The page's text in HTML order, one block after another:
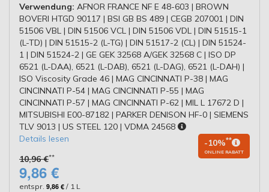
Verwendung: AFNOR FRANCE NF E 48-603 | BROWN
BOVERI HTGD 90117 | BSI GB BS 489 | CEGB 207001 | DIN
51506 VBL | DIN 51506 VCL | DIN 51506 VDL | DIN 51515-1
(L-TD) | DIN 51515-2 (L-TG) | DIN 51517-2 (CL) | DIN 51524-
1 | DIN 51524-2 | GE GEK 32568 A/GEK 32568 C | ISO DP
6521 (L-DAA), 6521 (L-DAB), 6521 (L-DAG), 6521 (L-DAH) |
ISO Viscosity Grade 46 | MAG CINCINNATI P-38 | MAG
CINCINNATI P-54 | MAG CINCINNATI P-55 | MAG
CINCINNATI P-57 | MAG CINCINNATI P-62 | MIL L 17672 D |
MITSUBISHI E00-87182 | PARKER DENISON HF-0 | SIEMENS
TLV 9013 | US STEEL 120 | VDMA 24568
Details lesen
10,96 €**
-10%**
ONLINE RABATT
9,86 €
entspr. 9,86 € / 1 L